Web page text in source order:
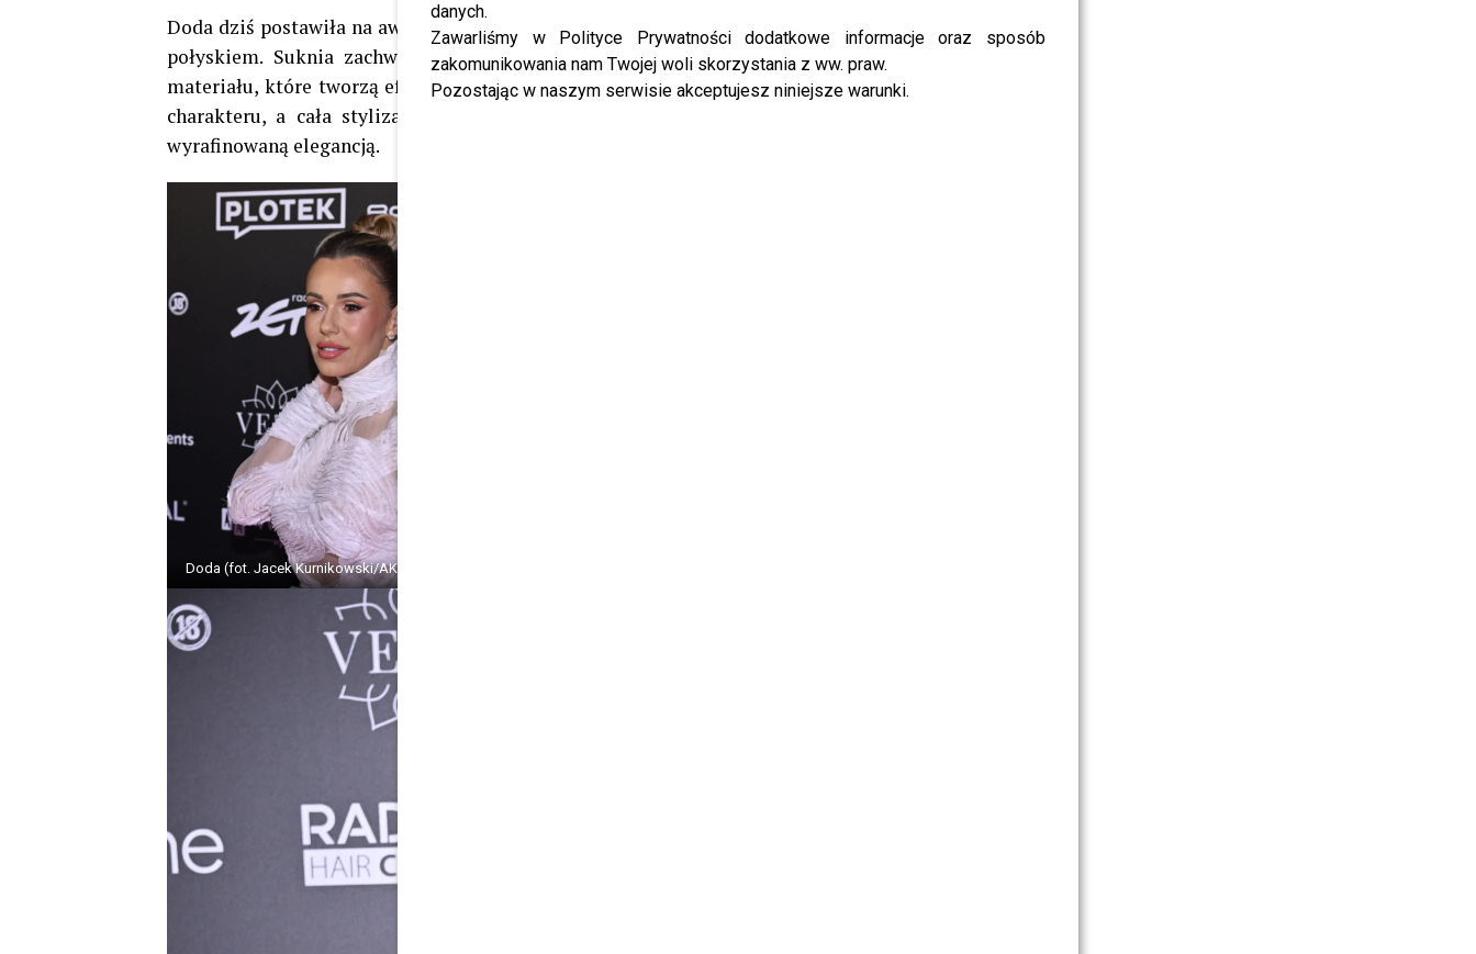
danych.
Zawarliśmy w Polityce Prywatności dodatkowe informacje oraz sposób
zakomunikowania nam Twojej woli skorzystania z ww. praw.
Pozostając w naszym serwisie akceptujesz niniejsze warunki.
Doda dziś postawiła na awangardową, pełną faktury kreację w odcieniach bieli z delikatnym
połyskiem. Suknia zachwyca przezroczystymi wstawkami i misternie ułożonymi falami
materiału, które tworzą efekt trójwymiarowej rzeźby. Długi tren dodaje całości teatralnego
charakteru, a cała stylizacja podkreśla sylwetkę artystki, łącząc nowoczesną estetykę z
wyrafinowaną elegancją.
Doda (fot. Jacek Kurnikowski/AKPA)